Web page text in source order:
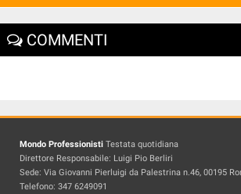
COMMENTI
Mondo Professionisti Testata quotidiana
Direttore Responsabile: Luigi Pio Berliri
Sede: Via Giovanni Pierluigi da Palestrina n.46, 00195
Telefono: 347 6249091